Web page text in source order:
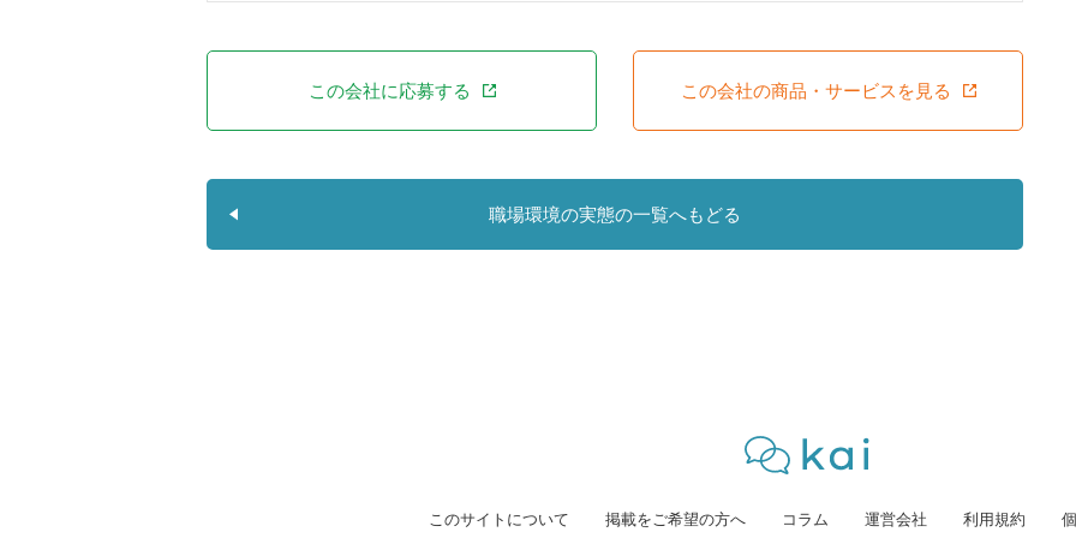
この会社に応募する この会社の商品・サービスを見る
職場環境の実態の一覧へもどる
このサイトについて 掲載をご希望の方へ コラム 運営会社 利用規約